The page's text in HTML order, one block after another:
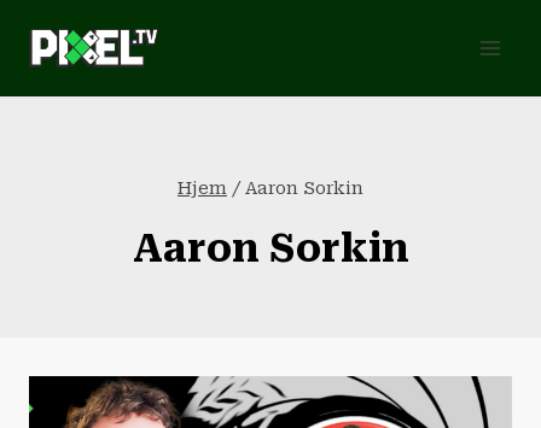
Hjem / Aaron Sorkin
Aaron Sorkin